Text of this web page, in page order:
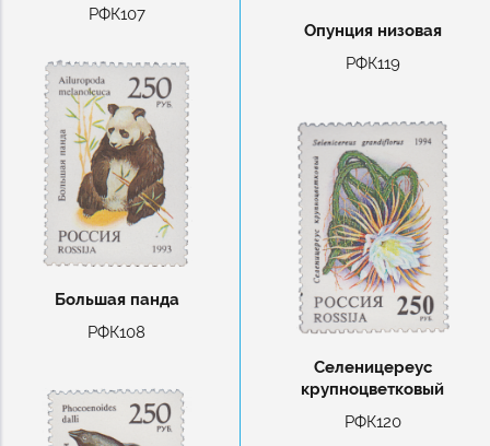
РФК107
Большая панда
РФК108
Опунция низовая
РФК119
Селеницереус
крупноцветковый
РФК120